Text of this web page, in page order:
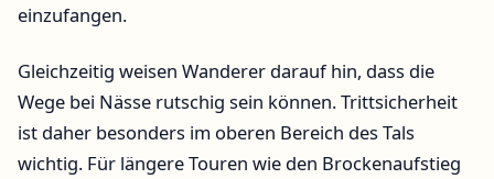
einzufangen.
Gleichzeitig weisen Wanderer darauf hin, dass die
Wege bei Nässe rutschig sein können. Trittsicherheit
ist daher besonders im oberen Bereich des Tals
wichtig. Für längere Touren wie den Brockenaufstieg